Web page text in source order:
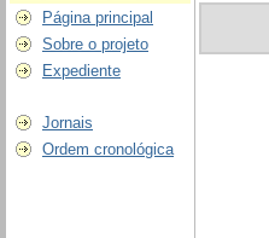
Página principal
Sobre o projeto
Expediente
Jornais
Ordem cronológica